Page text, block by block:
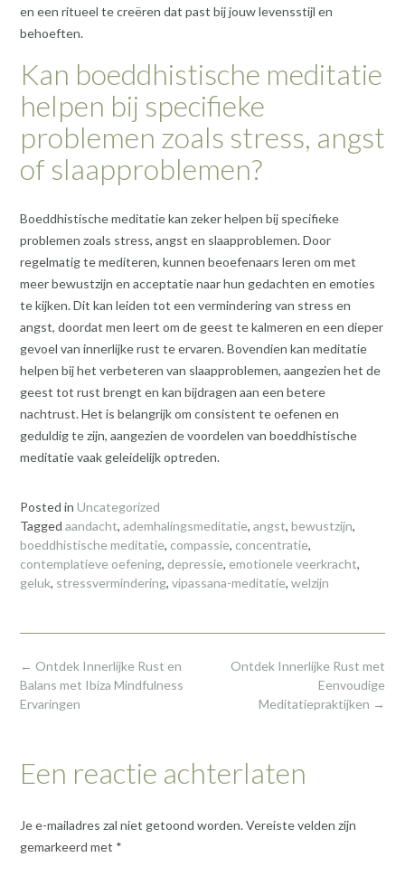
en een ritueel te creëren dat past bij jouw levensstijl en
behoeften.
Kan boeddhistische meditatie
helpen bij specifieke
problemen zoals stress, angst
of slaapproblemen?
Boeddhistische meditatie kan zeker helpen bij specifieke
problemen zoals stress, angst en slaapproblemen. Door
regelmatig te mediteren, kunnen beoefenaars leren om met
meer bewustzijn en acceptatie naar hun gedachten en emoties
te kijken. Dit kan leiden tot een vermindering van stress en
angst, doordat men leert om de geest te kalmeren en een dieper
gevoel van innerlijke rust te ervaren. Bovendien kan meditatie
helpen bij het verbeteren van slaapproblemen, aangezien het de
geest tot rust brengt en kan bijdragen aan een betere
nachtrust. Het is belangrijk om consistent te oefenen en
geduldig te zijn, aangezien de voordelen van boeddhistische
meditatie vaak geleidelijk optreden.
Posted in Uncategorized
Tagged aandacht, ademhalingsmeditatie, angst, bewustzijn,
boeddhistische meditatie, compassie, concentratie,
contemplatieve oefening, depressie, emotionele veerkracht,
geluk, stressvermindering, vipassana-meditatie, welzijn
Post
navigation
Ontdek Innerlijke Rust met
Eenvoudige
Meditatiepraktijken →
← Ontdek Innerlijke Rust en
Balans met Ibiza Mindfulness
Ervaringen
Een reactie achterlaten
Je e-mailadres zal niet getoond worden.Vereiste velden zijn
gemarkeerd met *